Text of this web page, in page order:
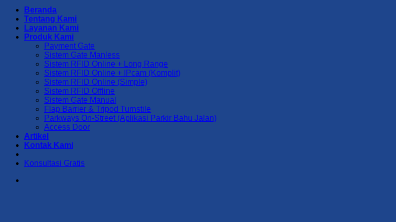
Beranda
Tentang Kami
Layanan Kami
Produk Kami
Payment Gate
Sistem Gate Manless
Sistem RFID Online + Long Range
Sistem RFID Online + IPcam (Komplit)
Sistem RFID Online (Simple)
Sistem RFID Offline
Sistem Gate Manual
Flap Barrier & Tripod Turnstile
Parkways On-Street (Aplikasi Parkir Bahu Jalan)
Access Door
Artikel
Kontak Kami
Konsultasi Gratis